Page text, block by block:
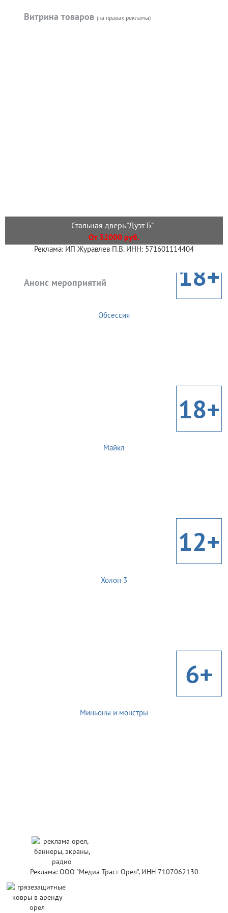
Витрина товаров (на правах рекламы)
Стальная дверь "Дуэт Б"
От 32000 руб.
Реклама: ИП Журавлев П.В. ИНН: 571601114404
Анонс мероприятий 18+
Обсессия
18+
Майкл
12+
Холоп 3
6+
Миньоны и монстры
Реклама: ООО "Медиа Траст Орёл", ИНН 7107062130